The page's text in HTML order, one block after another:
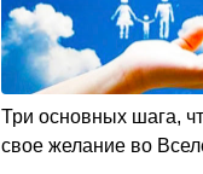
Три основных шага,
свое желание во